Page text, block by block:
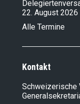
22. August 2026
Alle Termine
Kontakt
Schweizerische